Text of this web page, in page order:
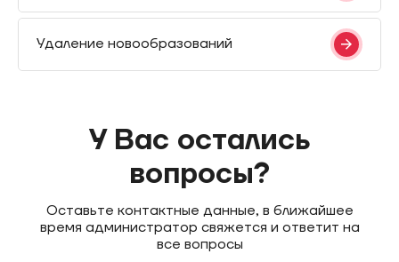
Удаление новообразований
У Вас остались
вопросы?
Оставьте контактные данные, в ближайшее
время администратор свяжется и ответит на
все вопросы